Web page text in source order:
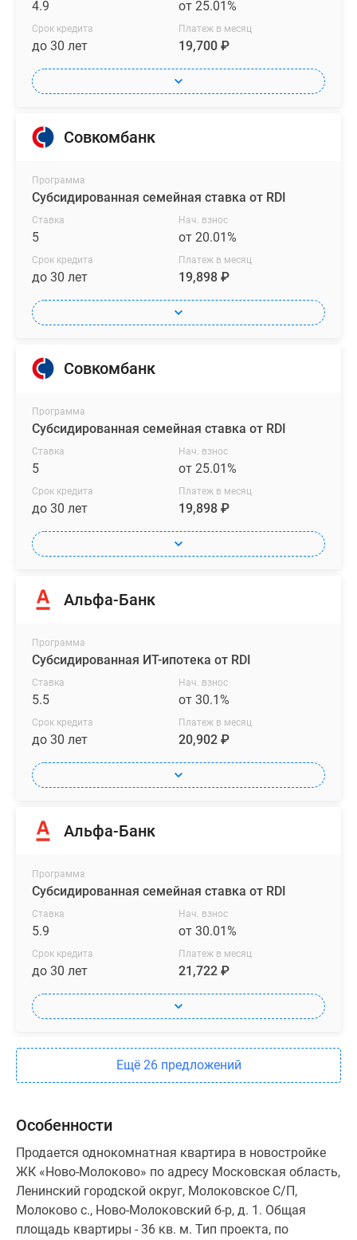
4.9 от 25.01%
Срок кредита
до 30 лет
Платеж в месяц
19,700 ₽
Совкомбанк
Программа
Субсидированная семейная ставка от RDI
Ставка
5
Нач. взнос
от 20.01%
Срок кредита
до 30 лет
Платеж в месяц
19,898 ₽
Совкомбанк
Программа
Субсидированная семейная ставка от RDI
Ставка
5
Нач. взнос
от 25.01%
Срок кредита
до 30 лет
Платеж в месяц
19,898 ₽
Альфа-Банк
Программа
Субсидированная ИТ-ипотека от RDI
Ставка
5.5
Нач. взнос
от 30.1%
Срок кредита
до 30 лет
Платеж в месяц
20,902 ₽
Альфа-Банк
Программа
Субсидированная семейная ставка от RDI
Ставка
5.9
Нач. взнос
от 30.01%
Срок кредита
до 30 лет
Платеж в месяц
21,722 ₽
Ещё 26 предложений
Особенности
Продается однокомнатная квартира в новостройке
ЖК «Ново-Молоково» по адресу Московская область,
Ленинский городской округ, Молоковское С/П,
Молоково с., Ново-Молоковский б-р, д. 1. Общая
площадь квартиры - 36 кв. м. Тип проекта, по